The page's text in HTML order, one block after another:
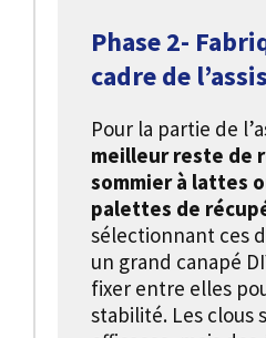
Phase 2-
cadre de
Pour la partie de
meilleur reste de
sommier à lattes
palettes de
sélectionnant ces
un grand canapé
fixer entre elles
stabilité. Les clous